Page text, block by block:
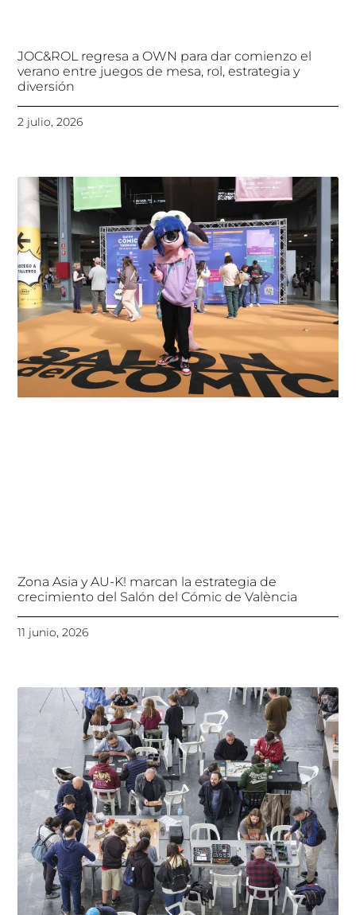
JOC&ROL regresa a OWN para dar comienzo el
verano entre juegos de mesa, rol, estrategia y
diversión
2 julio, 2026
Zona Asia y AU-K! marcan la estrategia de
crecimiento del Salón del Cómic de València
11 junio, 2026